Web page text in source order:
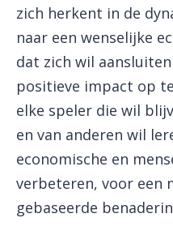
zich herkent in de
naar een wenselijke
dat zich wil
positieve impact op
elke speler die wil
en van anderen wil
economische en
verbeteren, voor een
gebaseerde